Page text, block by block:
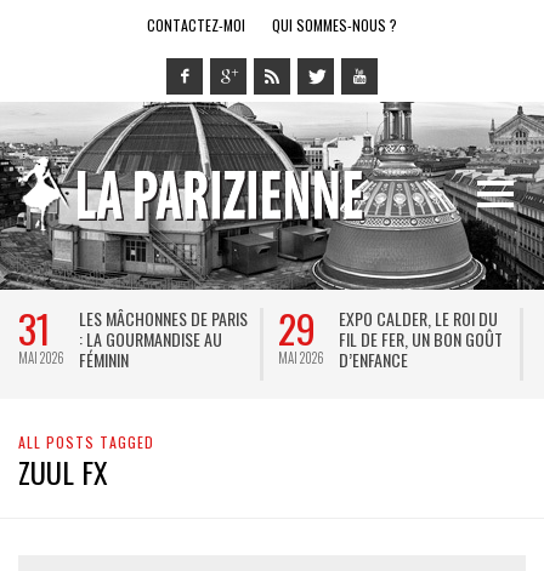
CONTACTEZ-MOI QUI SOMMES-NOUS ?
31
MAI 2026
LES MÂCHONNES DE PARIS
: LA GOURMANDISE AU
FÉMININ
29
MAI 2026
EXPO CALDER, LE ROI DU
FIL DE FER, UN BON GOÛT
D’ENFANCE
ALL POSTS TAGGED
ZUUL FX